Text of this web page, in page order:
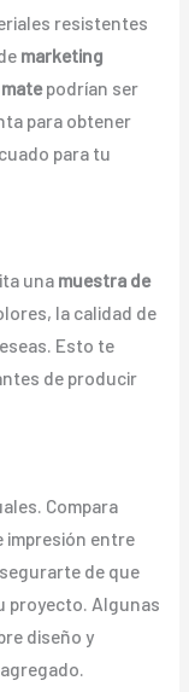
resistentes
marketing
podrían ser
para obtener
para tu
una muestra de
la calidad de
Esto te
de producir
Compara
impresión entre
de que
proyecto. Algunas
diseño y